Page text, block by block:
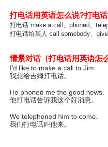
打电话用英语怎么说?打电
打电话 make a call、phoned、
打电话给某人 call somebody、
情景对话（打电话用英语怎
I'd like to make a call to Jim.
我想给吉姆打电话。
He phoned me the good news.
他打电话告诉我这个好消息。
We telephoned him to come.
我们打电话叫他来。